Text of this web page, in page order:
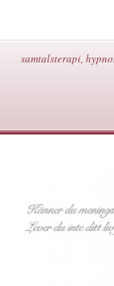
OM MIG/KONTAKT/
SENSING YOGA
samtalsterapi,